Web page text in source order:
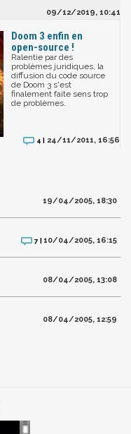
09/12/2019, 10:41
Doom 3 enfin en
open-source !
Ralentie par des
problèmes juridiques, la
diffusion du code source
de Doom 3 s'est
finalement faite sens trop
de problèmes.
4 | 24/11/2011, 16:56
19/04/2005, 18:30
7 |10/04/2005, 16:15
08/04/2005, 13:08
08/04/2005, 12:59